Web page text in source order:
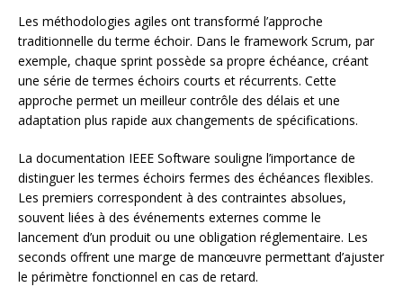
Les méthodologies agiles ont transformé l’approche
traditionnelle du terme échoir. Dans le framework Scrum, par
exemple, chaque sprint possède sa propre échéance, créant
une série de termes échoirs courts et récurrents. Cette
approche permet un meilleur contrôle des délais et une
adaptation plus rapide aux changements de spécifications.
La documentation IEEE Software souligne l’importance de
distinguer les termes échoirs fermes des échéances flexibles.
Les premiers correspondent à des contraintes absolues,
souvent liées à des événements externes comme le
lancement d’un produit ou une obligation réglementaire. Les
seconds offrent une marge de manœuvre permettant d’ajuster
le périmètre fonctionnel en cas de retard.